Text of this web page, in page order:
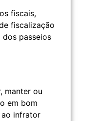
fiscais,
fiscalização
passeios
manter ou
em bom
infrator